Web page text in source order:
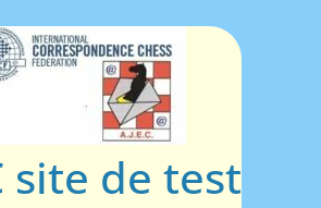
site de test